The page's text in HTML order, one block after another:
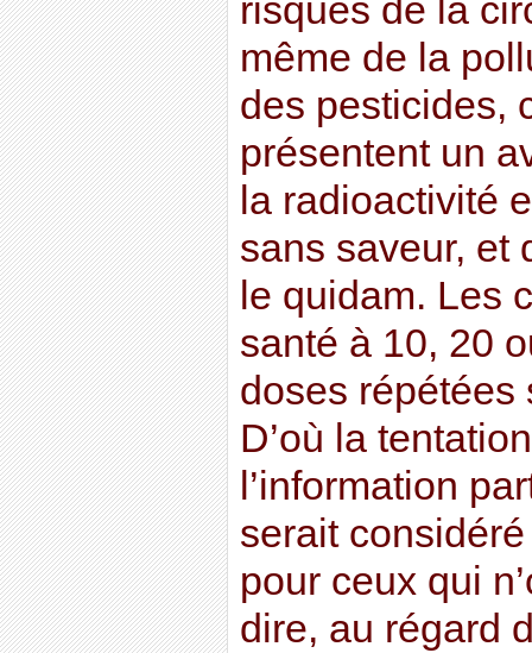
risques de la
même de la
des pesticides,
présentent un
la radioactivité
sans saveur, et
le quidam. Les
santé à 10, 20
doses répétées
D’où la
l’information
serait
pour ceux qui
dire, au régard